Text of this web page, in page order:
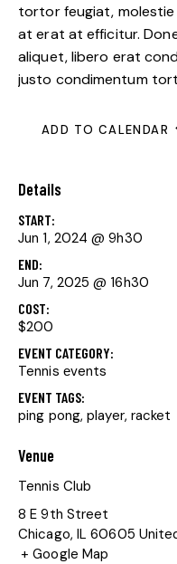
tortor feugiat,
at erat at efficitur.
aliquet, libero erat
justo condimentum
ADD TO CALENDAR
Details
START:
Jun 1, 2024 @ 9h30
END:
Jun 7, 2025 @ 16h30
COST:
$200
EVENT CATEGORY:
Tennis еvents
EVENT TAGS:
ping pong,player, racket
Venue
Tennis Club
8 E 9th Street
Chicago, IL 60605
+ Google Map